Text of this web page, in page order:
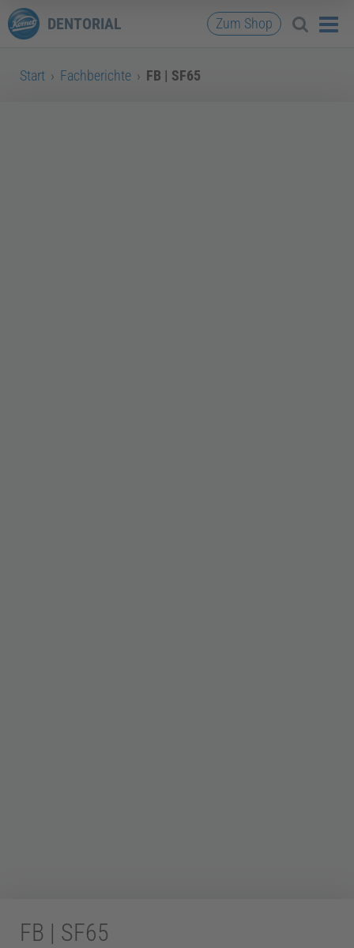
n
DENTORIAL Zum Shop
Start › Fachberichte › FB | SF65
FB | SF65